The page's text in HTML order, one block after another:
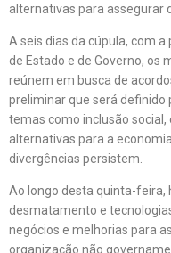
alternativas para assegurar
A seis dias da cúpula, com
de Estado e de Governo, os
reúnem em busca de
preliminar que será definido
temas como inclusão
alternativas para a
divergências persistem.
Ao longo desta quinta-feira,
desmatamento e
negócios e melhorias para
organização não